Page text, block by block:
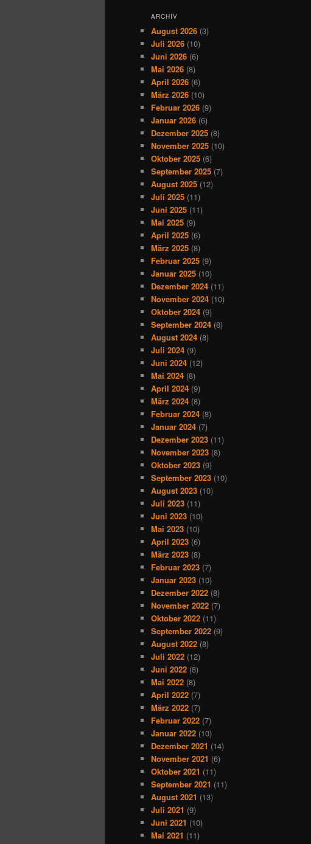
ARCHIV
August 2026 (3)
Juli 2026 (10)
Juni 2026 (6)
Mai 2026 (8)
April 2026 (6)
März 2026 (10)
Februar 2026 (9)
Januar 2026 (6)
Dezember 2025 (8)
November 2025 (10)
Oktober 2025 (6)
September 2025 (7)
August 2025 (12)
Juli 2025 (11)
Juni 2025 (11)
Mai 2025 (9)
April 2025 (6)
März 2025 (8)
Februar 2025 (9)
Januar 2025 (10)
Dezember 2024 (11)
November 2024 (10)
Oktober 2024 (9)
September 2024 (8)
August 2024 (8)
Juli 2024 (9)
Juni 2024 (12)
Mai 2024 (8)
April 2024 (9)
März 2024 (8)
Februar 2024 (8)
Januar 2024 (7)
Dezember 2023 (11)
November 2023 (8)
Oktober 2023 (9)
September 2023 (10)
August 2023 (10)
Juli 2023 (11)
Juni 2023 (10)
Mai 2023 (10)
April 2023 (6)
März 2023 (8)
Februar 2023 (7)
Januar 2023 (10)
Dezember 2022 (8)
November 2022 (7)
Oktober 2022 (11)
September 2022 (9)
August 2022 (8)
Juli 2022 (12)
Juni 2022 (8)
Mai 2022 (8)
April 2022 (7)
März 2022 (7)
Februar 2022 (7)
Januar 2022 (10)
Dezember 2021 (14)
November 2021 (6)
Oktober 2021 (11)
September 2021 (11)
August 2021 (13)
Juli 2021 (9)
Juni 2021 (10)
Mai 2021 (11)